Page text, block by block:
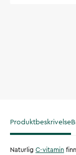
Produktbeskrivelse
Naturlig C-vitamin